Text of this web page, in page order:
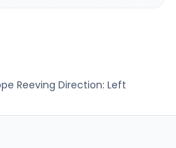
Reeving Direction: Left